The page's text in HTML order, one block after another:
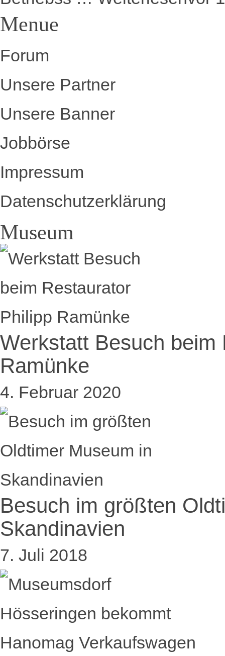
Menue
Forum
Unsere Partner
Unsere Banner
Jobbörse
Impressum
Datenschutzerklärung
Museum
Werkstatt Besuch beim
Ramünke
4. Februar 2020
Besuch im größten
Skandinavien
7. Juli 2018